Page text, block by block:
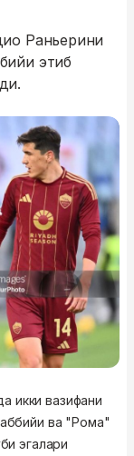
Раньерини
этиб
икки вазифани
ва "Рома"
эгалари